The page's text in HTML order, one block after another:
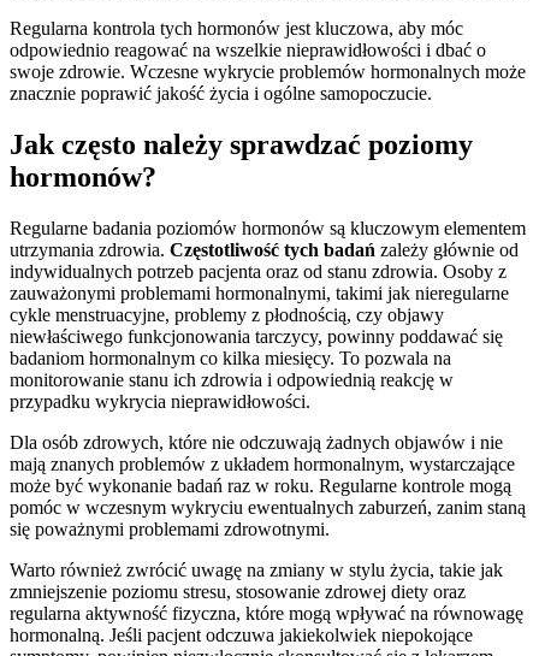
Regularna kontrola tych hormonów jest kluczowa, aby móc
odpowiednio reagować na wszelkie nieprawidłowości i dbać o
swoje zdrowie. Wczesne wykrycie problemów hormonalnych może
znacznie poprawić jakość życia i ogólne samopoczucie.
Jak często należy sprawdzać poziomy
hormonów?
Regularne badania poziomów hormonów są kluczowym elementem
utrzymania zdrowia. Częstotliwość tych badań zależy głównie od
indywidualnych potrzeb pacjenta oraz od stanu zdrowia. Osoby z
zauważonymi problemami hormonalnymi, takimi jak nieregularne
cykle menstruacyjne, problemy z płodnością, czy objawy
niewłaściwego funkcjonowania tarczycy, powinny poddawać się
badaniom hormonalnym co kilka miesięcy. To pozwala na
monitorowanie stanu ich zdrowia i odpowiednią reakcję w
przypadku wykrycia nieprawidłowości.
Dla osób zdrowych, które nie odczuwają żadnych objawów i nie
mają znanych problemów z układem hormonalnym, wystarczające
może być wykonanie badań raz w roku. Regularne kontrole mogą
pomóc w wczesnym wykryciu ewentualnych zaburzeń, zanim staną
się poważnymi problemami zdrowotnymi.
Warto również zwrócić uwagę na zmiany w stylu życia, takie jak
zmniejszenie poziomu stresu, stosowanie zdrowej diety oraz
regularna aktywność fizyczna, które mogą wpływać na równowagę
hormonalną. Jeśli pacjent odczuwa jakiekolwiek niepokojące